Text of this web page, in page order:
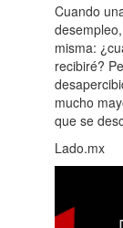
Cuando
misma:
recibiré?
mucho
que se
Lado.mx